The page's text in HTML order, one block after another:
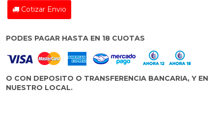
Cotizar Envio
PODES PAGAR HASTA EN 18 CUOTAS
O CON DEPOSITO O TRANSFERENCIA BANCARIA, Y EN
NUESTRO LOCAL.